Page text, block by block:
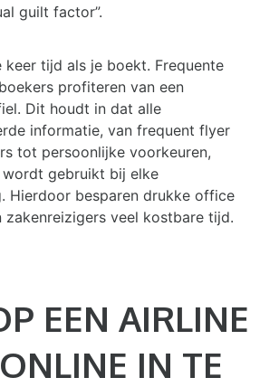
guilt factor”.
keer tijd als je boekt. Frequente
profiteren van een
Dit houdt in dat alle
informatie, van frequent flyer
tot persoonlijke voorkeuren,
gebruikt bij elke
Hierdoor besparen drukke office
zakenreizigers veel kostbare tijd.
EEN AIRLINE
IN TE